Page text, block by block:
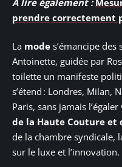
prendre correctement
La mode s’émancipe
Antoinette, guidée par
toilette un manifeste
s’étend : Londres, Milan,
Paris, sans jamais
de la Haute Couture et
de la chambre syndicale,
sur le luxe et l’innovation.